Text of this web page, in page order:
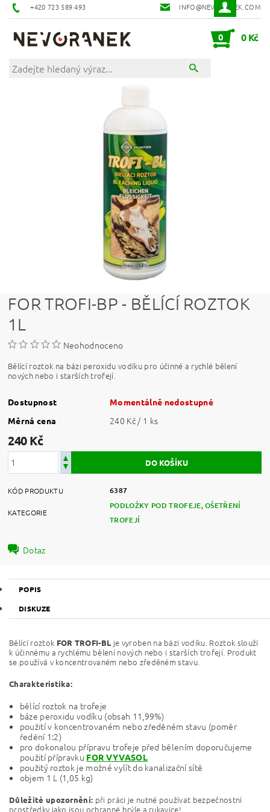
+420 723 589 493 INFO@NEVORANEK.COM
0 0 Kč
FOR TROFI-BP - BĚLÍCÍ ROZTOK
1L
Neohodnoceno
Bělící roztok na bázi peroxidu vodíku pro účinné a rychlé bělení
nových nebo i starších trofejí.
Dostupnost
Momentálně nedostupné
Měrná cena
240 Kč / 1 ks
240 Kč
KÓD PRODUKTU 6387
KATEGORIE
PODLOŽKY POD TROFEJE, OŠETŘENÍ
TROFEJÍ
Dotaz
POPIS
DISKUZE
Bělící roztok FOR TROFI-BL je vyroben na bázi vodíku. Roztok slouží
k účinnému a rychlému bělení nových nebo i starších trofejí. Produkt
se používá v koncentrovaném nebo zředěném stavu.
Charakteristika:
bělící roztok na trofeje
báze peroxidu vodíku (obsah 11,99%)
použití v koncentrovaném nebo zředěném stavu (poměr
ředění 1:2)
pro dokonalou přípravu trofeje před bělením doporučujeme
použití přípravku FOR VYVASOL
použitý roztok je možné vylít do kanalizační sítě
objem 1 L (1,05 kg)
Důležité upozornění: při práci je nutné používat bezpečnostní
prostředky jako jsou ochranné brýle a rukavice!